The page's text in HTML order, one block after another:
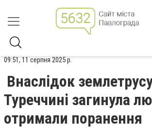
09:51, 11 серпня 2025 р.
Внаслідок
Туреччині загинула
отримали поранення